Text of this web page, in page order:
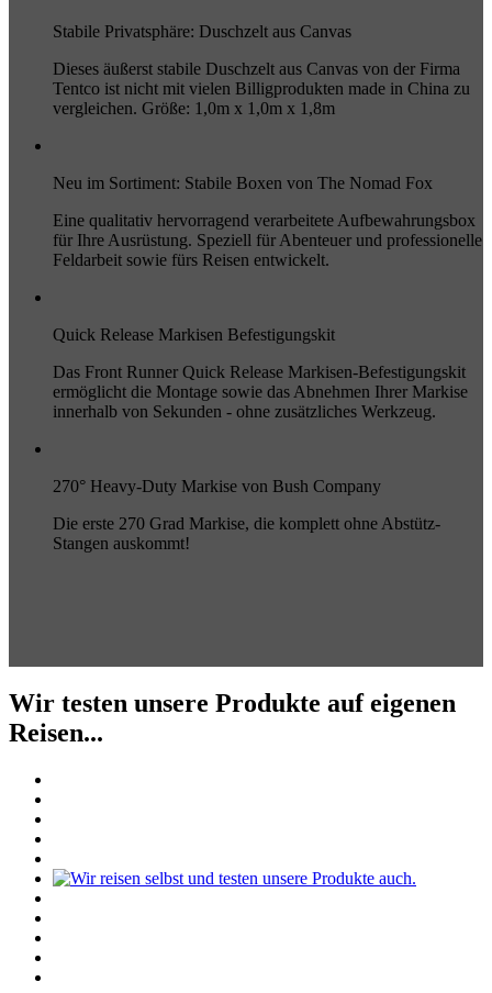
Stabile Privatsphäre: Duschzelt aus Canvas
Dieses äußerst stabile Duschzelt aus Canvas von der Firma
Tentco ist nicht mit vielen Billigprodukten made in China zu
vergleichen. Größe: 1,0m x 1,0m x 1,8m
Neu im Sortiment: Stabile Boxen von The Nomad Fox
Eine qualitativ hervorragend verarbeitete Aufbewahrungsbox
für Ihre Ausrüstung. Speziell für Abenteuer und professionelle
Feldarbeit sowie fürs Reisen entwickelt.
Quick Release Markisen Befestigungskit
Das Front Runner Quick Release Markisen-Befestigungskit
ermöglicht die Montage sowie das Abnehmen Ihrer Markise
innerhalb von Sekunden - ohne zusätzliches Werkzeug.
270° Heavy-Duty Markise von Bush Company
Die erste 270 Grad Markise, die komplett ohne Abstütz-
Stangen auskommt!
Wir testen unsere Produkte auf eigenen
Reisen...